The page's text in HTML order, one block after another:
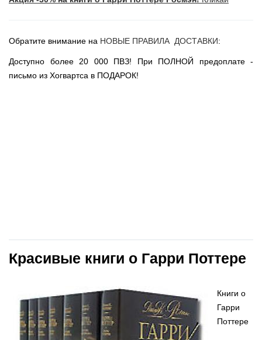
Обратите внимание на НОВЫЕ ПРАВИЛА ДОСТАВКИ:
Доступно более 20 000 ПВЗ! При ПОЛНОЙ предоплате -
письмо из Хогвартса в ПОДАРОК!
Красивые книги о Гарри Поттере
Книги о
Гарри
Поттере